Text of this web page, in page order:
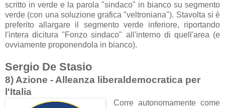
scritto in verde e la parola "sindaco" in bianco su segmento
verde (con una soluzione grafica "veltroniana"). Stavolta si è
preferito allargare il segmento verde inferiore, riportando
l'intera dicitura "Fonzo sindaco" all'interno di quell'area (e
ovviamente proponendola in bianco).
Sergio De Stasio
8) Azione - Alleanza liberaldemocratica per
l'Italia
Corre autonomamente come